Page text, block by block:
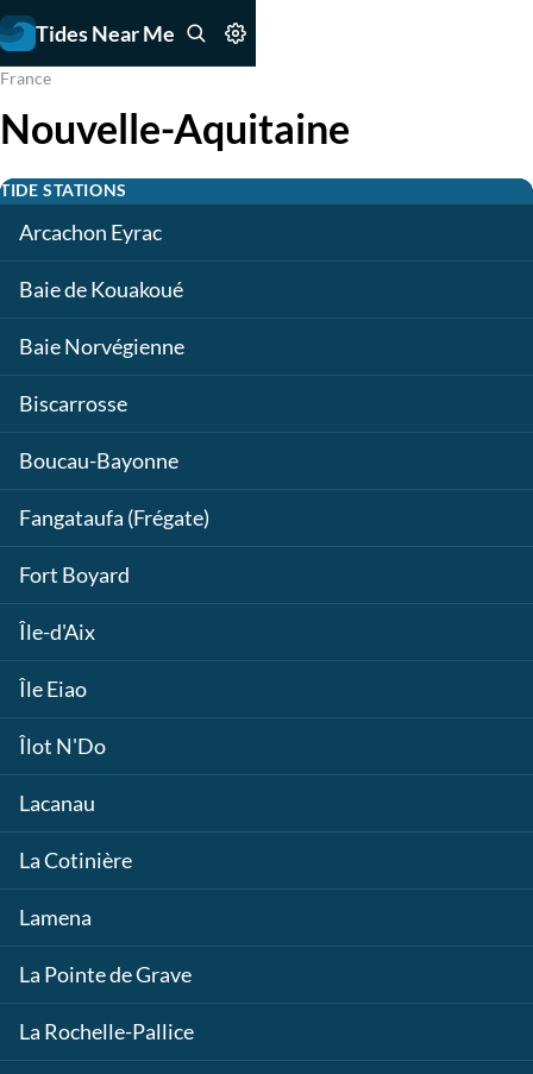
Tides Near Me
France
Nouvelle-Aquitaine
TIDE STATIONS
Arcachon Eyrac
Baie de Kouakoué
Baie Norvégienne
Biscarrosse
Boucau-Bayonne
Fangataufa (Frégate)
Fort Boyard
Île-d'Aix
Île Eiao
Îlot N'Do
Lacanau
La Cotinière
Lamena
La Pointe de Grave
La Rochelle-Pallice